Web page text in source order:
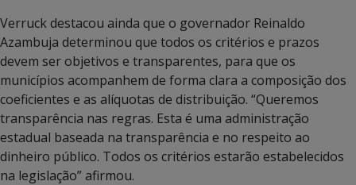
Verruck destacou ainda que o governador Reinaldo
Azambuja determinou que todos os critérios e prazos
devem ser objetivos e transparentes, para que os
municípios acompanhem de forma clara a composição dos
coeficientes e as alíquotas de distribuição. “Queremos
transparência nas regras. Esta é uma administração
estadual baseada na transparência e no respeito ao
dinheiro público. Todos os critérios estarão estabelecidos
na legislação” afirmou.